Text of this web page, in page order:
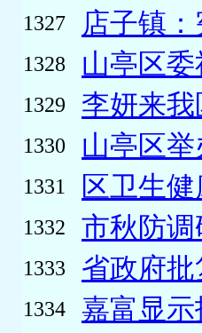
1327 店子镇
1328 山亭区
1329 李妍来
1330 山亭区
1331 区卫生
1332 市秋防调
1333 省政府
1334 嘉富显